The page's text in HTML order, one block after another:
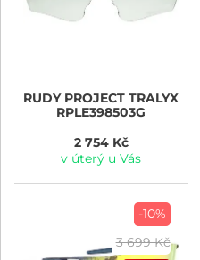
RUDY PROJECT TRALYX
RPLE398503G
2 754 Kč
v úterý u Vás
-10%
3 699 Kč